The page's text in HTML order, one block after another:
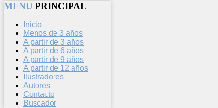
MENU PRINCIPAL
Inicio
Menos de 3 años
A partir de 3 años
A partir de 6 años
A partir de 9 años
A partir de 12 años
Ilustradores
Autores
Contacto
Buscador